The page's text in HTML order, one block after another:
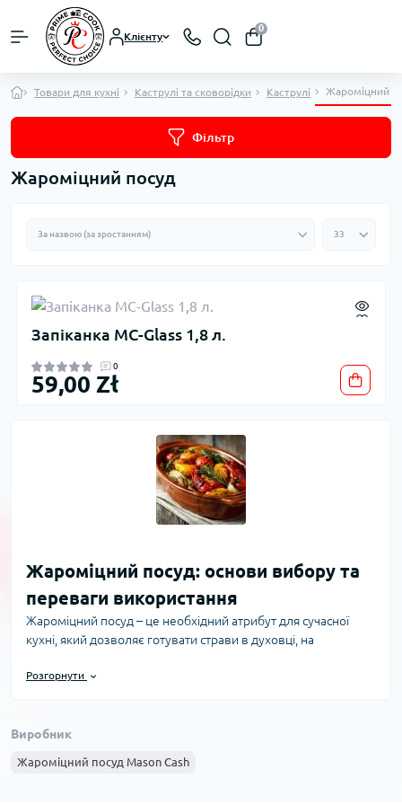
Клієнту
0
Товари для кухні Каструлі та сковорідки Каструлi Жароміцний
Фільтр
Жароміцний посуд
Запіканка MC-Glass 1,8 л.
0
59,00 Zł
Жароміцний посуд: основи вибору та
переваги використання
Жароміцний посуд – це необхідний атрибут для сучасної
кухні, який дозволяє готувати страви в духовці, на
пошкодження посуду. Він виготовляється з матеріалів, які
для щоденного приготування різноманітних страв. Одною з
стійкість до температури – від +100 °C до +600 °C. Такий
Розгорнути
Виробник
Жароміцний посуд Mason Cash